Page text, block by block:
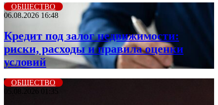
ОБЩЕСТВО
06.08.2026 16:48
Кредит под залог недвижимости:
риски, расходы и правила оценки
условий
ОБЩЕСТВО
05.08.2026 01:35